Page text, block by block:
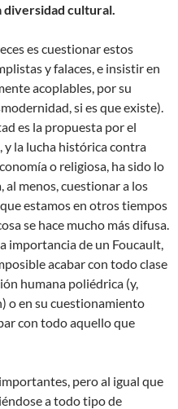
diversidad cultural.
es cuestionar estos
y falaces, e insistir en
acoplables, por su
si es que existe).
es la propuesta por el
y la lucha histórica contra
o religiosa, ha sido lo
menos, cuestionar a los
estamos en otros tiempos
se hace mucho más difusa.
importancia de un Foucault,
acabar con todo clase
humana poliédrica (y,
o en su cuestionamiento
con todo aquello que
pero al igual que
a todo tipo de